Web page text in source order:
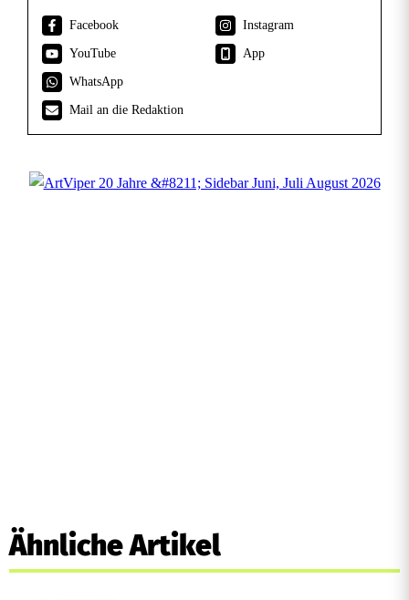
Facebook
Instagram
YouTube
App
WhatsApp
Mail an die Redaktion
Ähnliche Artikel